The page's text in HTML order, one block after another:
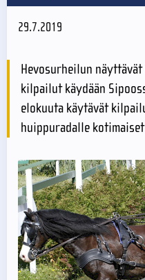
29.7.2019
Hevosurheilun
kilpailut käydään
elokuuta käytävät
huippuradalle